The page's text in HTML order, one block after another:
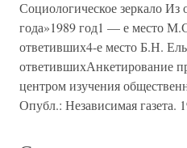
Социологическое зеркало Из
года»1989 год1 — е место
ответивших4-е место Б.Н.
ответившихАнкетирование
центром изучения
Опубл.: Независимая газета.